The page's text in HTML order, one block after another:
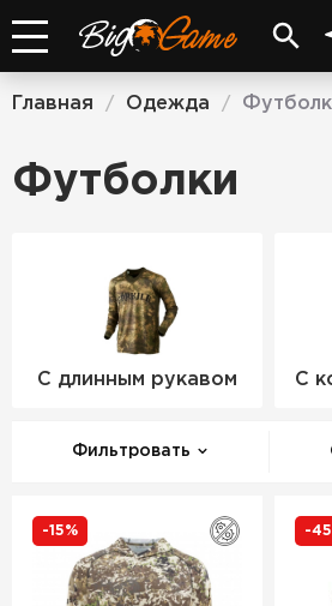
Главная / Одежда /
Футболки
С длинным рукавом С
Фильтровать
-15% -